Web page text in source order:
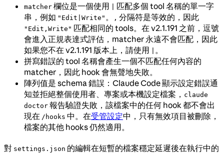
matcher 欄位是一個使用
匹配多個 tool 名稱的單一字
串，例如 "Edit|Write" 。 , 分隔符是等效的，因此
"Edit,Write" 匹配相同的 tools。在 v2.1.191 之前，逗號
會進入正規表達式評估，matcher 永遠不會匹配，因此
如果您不在 v2.1.191 版本上，請使用
。
拼寫錯誤的 tool 名稱會產生一個不匹配任何內容的
matcher，因此 hook 會無聲地失敗。
陣列值是 schema 錯誤：Claude Code 顯示設定錯誤通
知並拒絕整個使用者、專案或本機設定檔案， claude
doctor 報告驗證失敗，該檔案中的任何 hook 都不會出
現在 /hooks 中。在受管設定中，只有無效項目被刪除，
檔案的其他 hooks 仍然適用。
對 settings.json 的編輯在短暫的檔案穩定延遲後在執行中的